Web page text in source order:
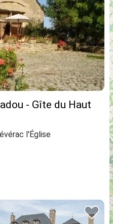
- Gîte du Haut
l'Église